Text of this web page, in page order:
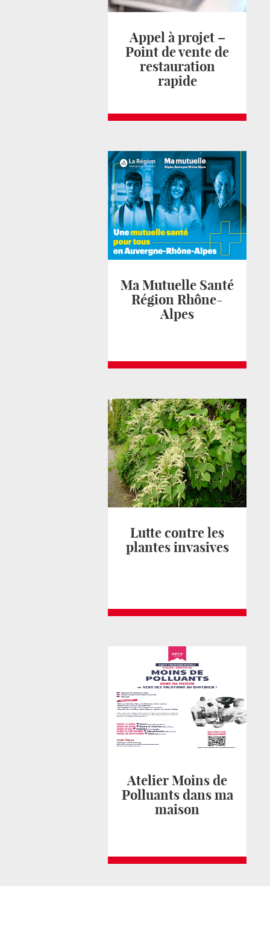
Appel à projet –
Point de vente de
restauration
rapide
Ma Mutuelle Santé
Région Rhône-
Alpes
Lutte contre les
plantes invasives
Atelier Moins de
Polluants dans ma
maison